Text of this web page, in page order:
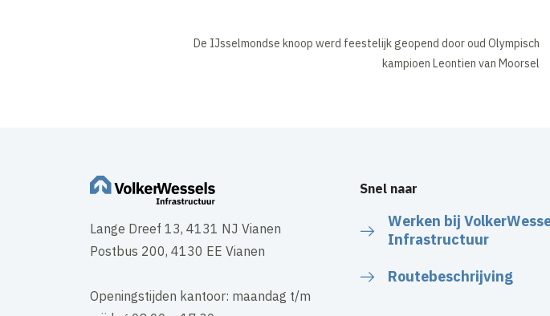
De IJsselmondse knoop werd feestelijk geopend door oud Olympisch
kampioen Leontien van Moorsel
Lange Dreef 13, 4131 NJ Vianen
Postbus 200, 4130 EE Vianen
Openingstijden kantoor: maandag t/m
Snel naar
Werken bij
Infrastructuur
Routebeschrijving